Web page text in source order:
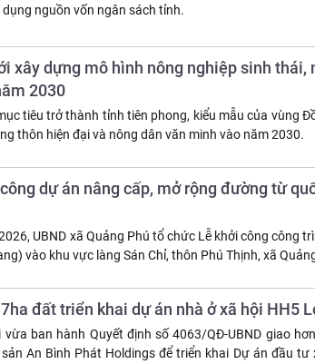
nguồn vốn ngân sách tỉnh.
xây dựng mô hình nông nghiệp sinh thái,
2030
tiêu trở thành tỉnh tiên phong, kiểu mẫu của vùng
thôn hiện đại và nông dân văn minh vào năm 2030.
dự án nâng cấp, mở rộng đường từ
UBND xã Quảng Phú tổ chức Lễ khởi công công
vào khu vực làng Sán Chỉ, thôn Phú Thịnh, xã
đất triển khai dự án nhà ở xã hội HH5
vừa ban hành Quyết định số 4063/QĐ-UBND giao
An Bình Phát Holdings để triển khai Dự án đầu